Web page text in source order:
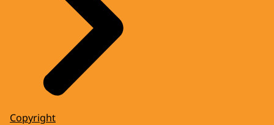
Copyright